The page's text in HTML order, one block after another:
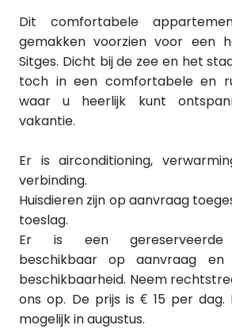
Dit comfortabele
gemakken voorzien voor een
Sitges. Dicht bij de zee en het
toch in een comfortabele en
waar u heerlijk kunt
vakantie.
Er is airconditioning,
verbinding.
Huisdieren zijn op aanvraag
toeslag.
Er is een gereserveerde
beschikbaar op aanvraag en
beschikbaarheid. Neem
ons op. De prijs is € 15 per dag.
mogelijk in augustus.